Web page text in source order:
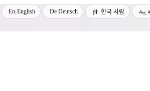
English Deutsch 한국 사람